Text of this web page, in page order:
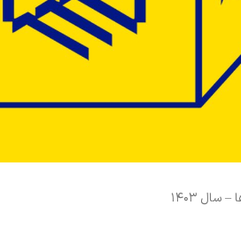
۱۴۰۳